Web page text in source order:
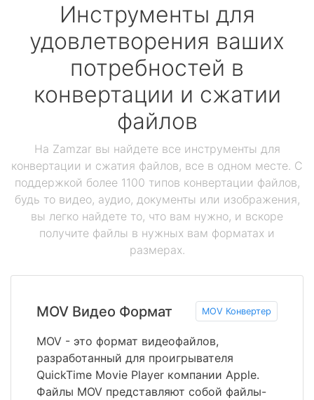
Инструменты для
удовлетворения ваших
потребностей в
конвертации и сжатии
файлов
На Zamzar вы найдете все инструменты для
конвертации и сжатия файлов, все в одном месте. С
поддержкой более 1100 типов конвертации файлов,
будь то видео, аудио, документы или изображения,
вы легко найдете то, что вам нужно, и вскоре
получите файлы в нужных вам форматах и
размерах.
MOV Видео Формат MOV Конвертер
MOV - это формат видеофайлов,
разработанный для проигрывателя
QuickTime Movie Player компании Apple.
Файлы MOV представляют собой файлы-